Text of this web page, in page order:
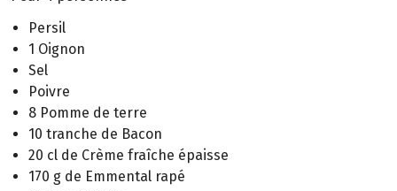
Persil
1 Oignon
Sel
Poivre
8 Pomme de terre
10 tranche de Bacon
20 cl de Crème fraîche épaisse
170 g de Emmental rapé